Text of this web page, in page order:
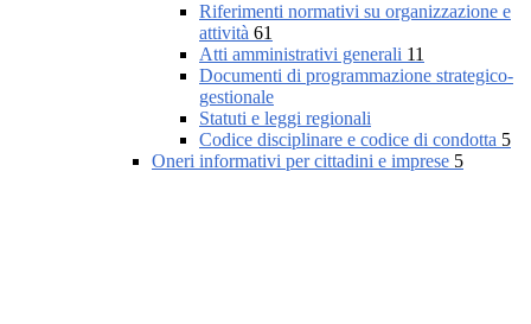
Riferimenti normativi su organizzazione e
attività 61
Atti amministrativi generali 11
Documenti di programmazione strategico-
gestionale
Statuti e leggi regionali
Codice disciplinare e codice di condotta 5
Oneri informativi per cittadini e imprese 5